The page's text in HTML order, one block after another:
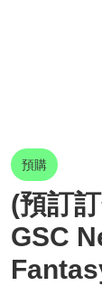
預購
(預訂
GSC